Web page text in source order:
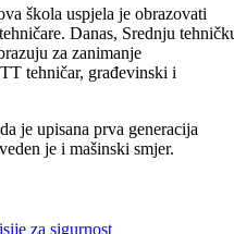
škole „Hasib Hadžović“